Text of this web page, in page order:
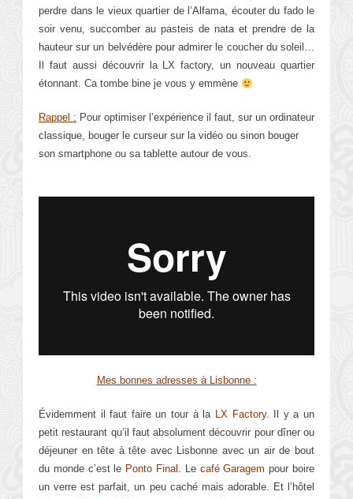
perdre dans le vieux quartier de l’Alfama, écouter du fado le
soir venu, succomber au pasteis de nata et prendre de la
hauteur sur un belvédère pour admirer le coucher du soleil…
Il faut aussi découvrir la LX factory, un nouveau quartier
étonnant. Ca tombe bine je vous y emmène
Rappel : Pour optimiser l’expérience il faut, sur un ordinateur
classique, bouger le curseur sur la vidéo ou sinon bouger
son smartphone ou sa tablette autour de vous.
Mes bonnes adresses à Lisbonne :
Évidemment il faut faire un tour à la LX Factory. Il y a un
petit restaurant qu’il faut absolument découvrir pour dîner ou
déjeuner en tête à tête avec Lisbonne avec un air de bout
du monde c’est le Ponto Final . Le café Garagem pour boire
un verre est parfait, un peu caché mais adorable. Et l’hôtel